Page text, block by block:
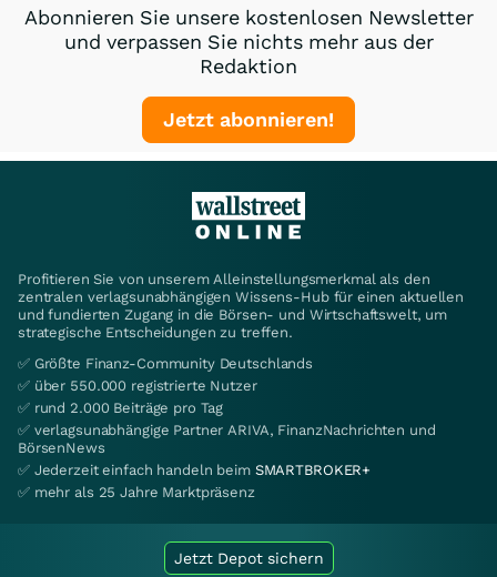
Abonnieren Sie unsere kostenlosen Newsletter
und verpassen Sie nichts mehr aus der
Redaktion
Jetzt abonnieren!
Profitieren Sie von unserem Alleinstellungsmerkmal als den
zentralen verlagsunabhängigen Wissens-Hub für einen aktuellen
und fundierten Zugang in die Börsen- und Wirtschaftswelt, um
strategische Entscheidungen zu treffen.
✅ Größte Finanz-Community Deutschlands
✅ über 550.000 registrierte Nutzer
✅ rund 2.000 Beiträge pro Tag
✅ verlagsunabhängige Partner ARIVA, FinanzNachrichten und
BörsenNews
✅ Jederzeit einfach handeln beim SMARTBROKER+
✅ mehr als 25 Jahre Marktpräsenz
Jetzt Depot sichern